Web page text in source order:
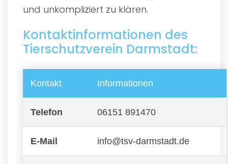
und unkompliziert zu klären.
Kontaktinformationen des
Tierschutzverein Darmstadt:
Kontakt Informationen
Telefon 06151 891470
E-Mail info@tsv-darmstadt.de